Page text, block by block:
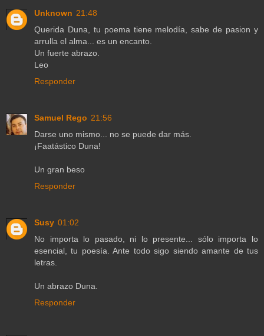
Unknown 21:48
Querida Duna, tu poema tiene melodía, sabe de pasion y
arrulla el alma... es un encanto.
Un fuerte abrazo.
Leo
Responder
Samuel Rego 21:56
Darse uno mismo... no se puede dar más.
¡Faatástico Duna!
Un gran beso
Responder
Susy 01:02
No importa lo pasado, ni lo presente... sólo importa lo
esencial, tu poesía. Ante todo sigo siendo amante de tus
letras.
Un abrazo Duna.
Responder